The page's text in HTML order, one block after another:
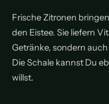
Frische Zitronen
den Eistee. Sie liefern
Getränke, sondern
Die Schale kannst Du
willst.